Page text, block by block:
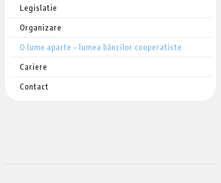
Legislatie
Organizare
O lume aparte – lumea băncilor cooperatiste
Cariere
Contact